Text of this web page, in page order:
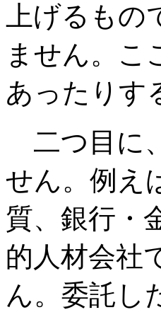
上げるも
ません。こ
あったりす
二つ目に
せん。例え
質、銀行・
的人材会社
ん。委託し